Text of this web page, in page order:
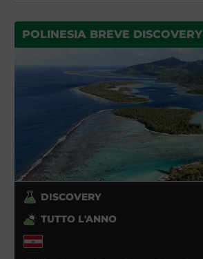
POLINESIA BREVE DISCOVERY
DISCOVERY
TUTTO L'ANNO